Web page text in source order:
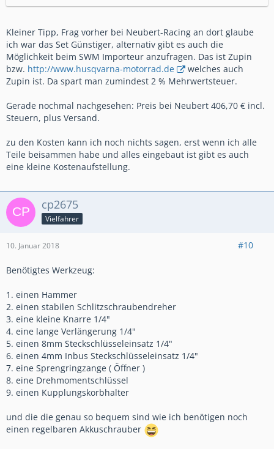
Kleiner Tipp, Frag vorher bei Neubert-Racing an dort glaube
ich war das Set Günstiger, alternativ gibt es auch die
Möglichkeit beim SWM Importeur anzufragen. Das ist Zupin
bzw. http://www.husqvarna-motorrad.de
welches auch
Zupin ist. Da spart man zumindest 2 % Mehrwertsteuer.
Gerade nochmal nachgesehen: Preis bei Neubert 406,70 € incl.
Steuern, plus Versand.
zu den Kosten kann ich noch nichts sagen, erst wenn ich alle
Teile beisammen habe und alles eingebaut ist gibt es auch
eine kleine Kostenaufstellung.
cp2675
Vielfahrer
10. Januar 2018 #10
Benötigtes Werkzeug:
1. einen Hammer
2. einen stabilen Schlitzschraubendreher
3. eine kleine Knarre 1/4"
4. eine lange Verlängerung 1/4"
5. einen 8mm Steckschlüsseleinsatz 1/4"
6. einen 4mm Inbus Steckschlüsseleinsatz 1/4"
7. eine Sprengringzange ( Öffner )
8. eine Drehmomentschlüssel
9. einen Kupplungskorbhalter
und die die genau so bequem sind wie ich benötigen noch
einen regelbaren Akkuschrauber